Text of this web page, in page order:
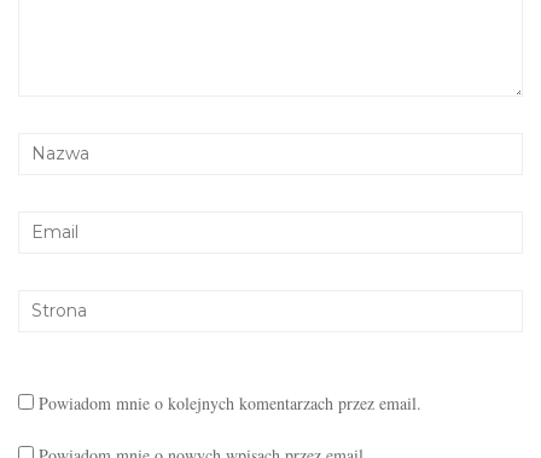
Powiadom mnie o kolejnych komentarzach przez email.